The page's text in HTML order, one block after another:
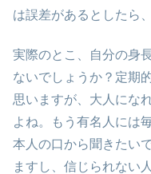
は誤差があるとしたら
実際のとこ、自分の身
ないでしょうか？定期
思いますが、大人にな
よね。もう有名人には
本人の口から聞きたい
ますし、信じられない